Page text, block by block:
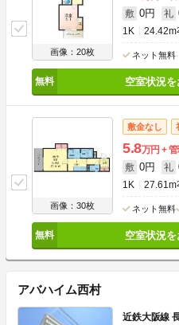
画像：20枚
敷 0円 礼
1K 24.42m
ネット無料
空室状況
画像：30枚
敷金なし
5.8万円
敷 0円 礼
1K 27.61m
ネット無料
空室状況
アバハイム西村
近鉄大阪線